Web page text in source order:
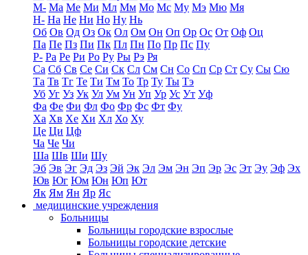
М- Ма Ме Ми Мл Мм Мо Мс Му Мэ Мю Мя
Н- На Не Ни Но Ну Нь
Об Ов Од Оз Ок Ол Ом Он Оп Ор Ос От Оф Оц
Па Пе Пз Пи Пк Пл Пн По Пр Пс Пу
Р- Ра Ре Ри Ро Ру Ры Рэ Ря
Са Сб Св Се Си Ск Сл См Сн Со Сп Ср Ст Су Сы Сю
Та Тв Тг Те Ти Тм То Тр Ту Ты Тэ
Уб Уг Уз Ук Ул Ум Ун Уп Ур Ус Ут Уф
Фа Фе Фи Фл Фо Фр Фс Фт Фу
Ха Хв Хе Хи Хл Хо Ху
Це Ци Цф
Ча Че Чи
Ша Шв Ши Шу
Эб Эв Эг Эд Эз Эй Эк Эл Эм Эн Эп Эр Эс Эт Эу Эф Эх
Юв Юг Юм Юн Юп Ют
Як Ям Ян Яр Яс
медицинские учреждения
Больницы
Больницы городские взрослые
Больницы городские детские